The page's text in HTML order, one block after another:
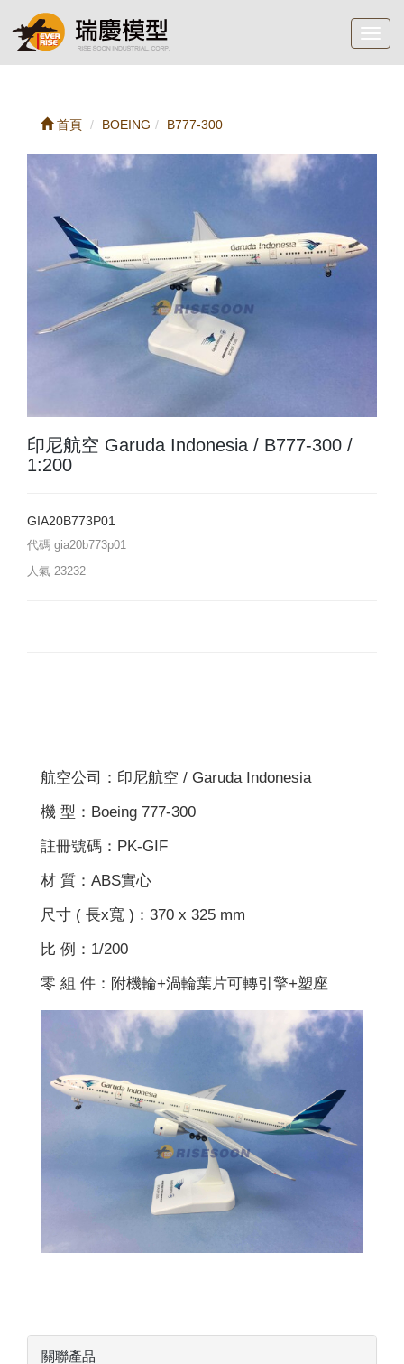
首頁 BOEING B777-300
印尼航空 Garuda Indonesia / B777-300 /
1:200
GIA20B773P01
代碼 gia20b773p01
人氣 23232
航空公司：印尼航空 / Garuda Indonesia
機 型：Boeing 777-300
註冊號碼：PK-GIF
材 質：ABS實心
尺寸 ( 長x寬 )：370 x 325 mm
比 例：1/200
零 組 件：附機輪+渦輪葉片可轉引擎+塑座
關聯產品